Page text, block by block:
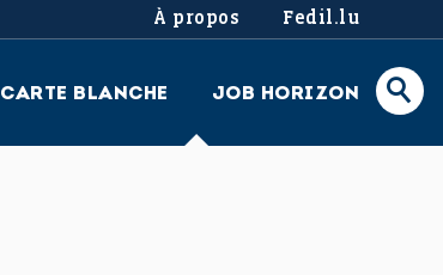
À propos Fedil.lu
CARTE BLANCHE JOB HORIZON